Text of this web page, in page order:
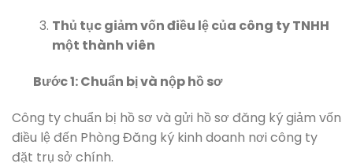
Thủ tục giảm vốn điều lệ của công ty TNHH
một thành viên
Bước 1: Chuẩn bị và nộp hồ sơ
Công ty chuẩn bị hồ sơ và gửi hồ sơ đăng ký giảm vốn
điều lệ đến Phòng Đăng ký kinh doanh nơi công ty
đặt trụ sở chính.